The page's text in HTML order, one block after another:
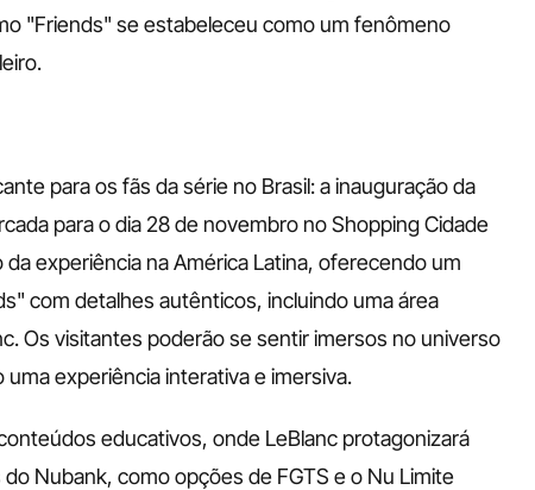
"Friends" se estabeleceu como um fenômeno
para os fãs da série no Brasil: a inauguração da
para o dia 28 de novembro no Shopping Cidade
experiência na América Latina, oferecendo um
com detalhes autênticos, incluindo uma área
Os visitantes poderão se sentir imersos no universo
experiência interativa e imersiva.
educativos, onde LeBlanc protagonizará
Nubank, como opções de FGTS e o Nu Limite